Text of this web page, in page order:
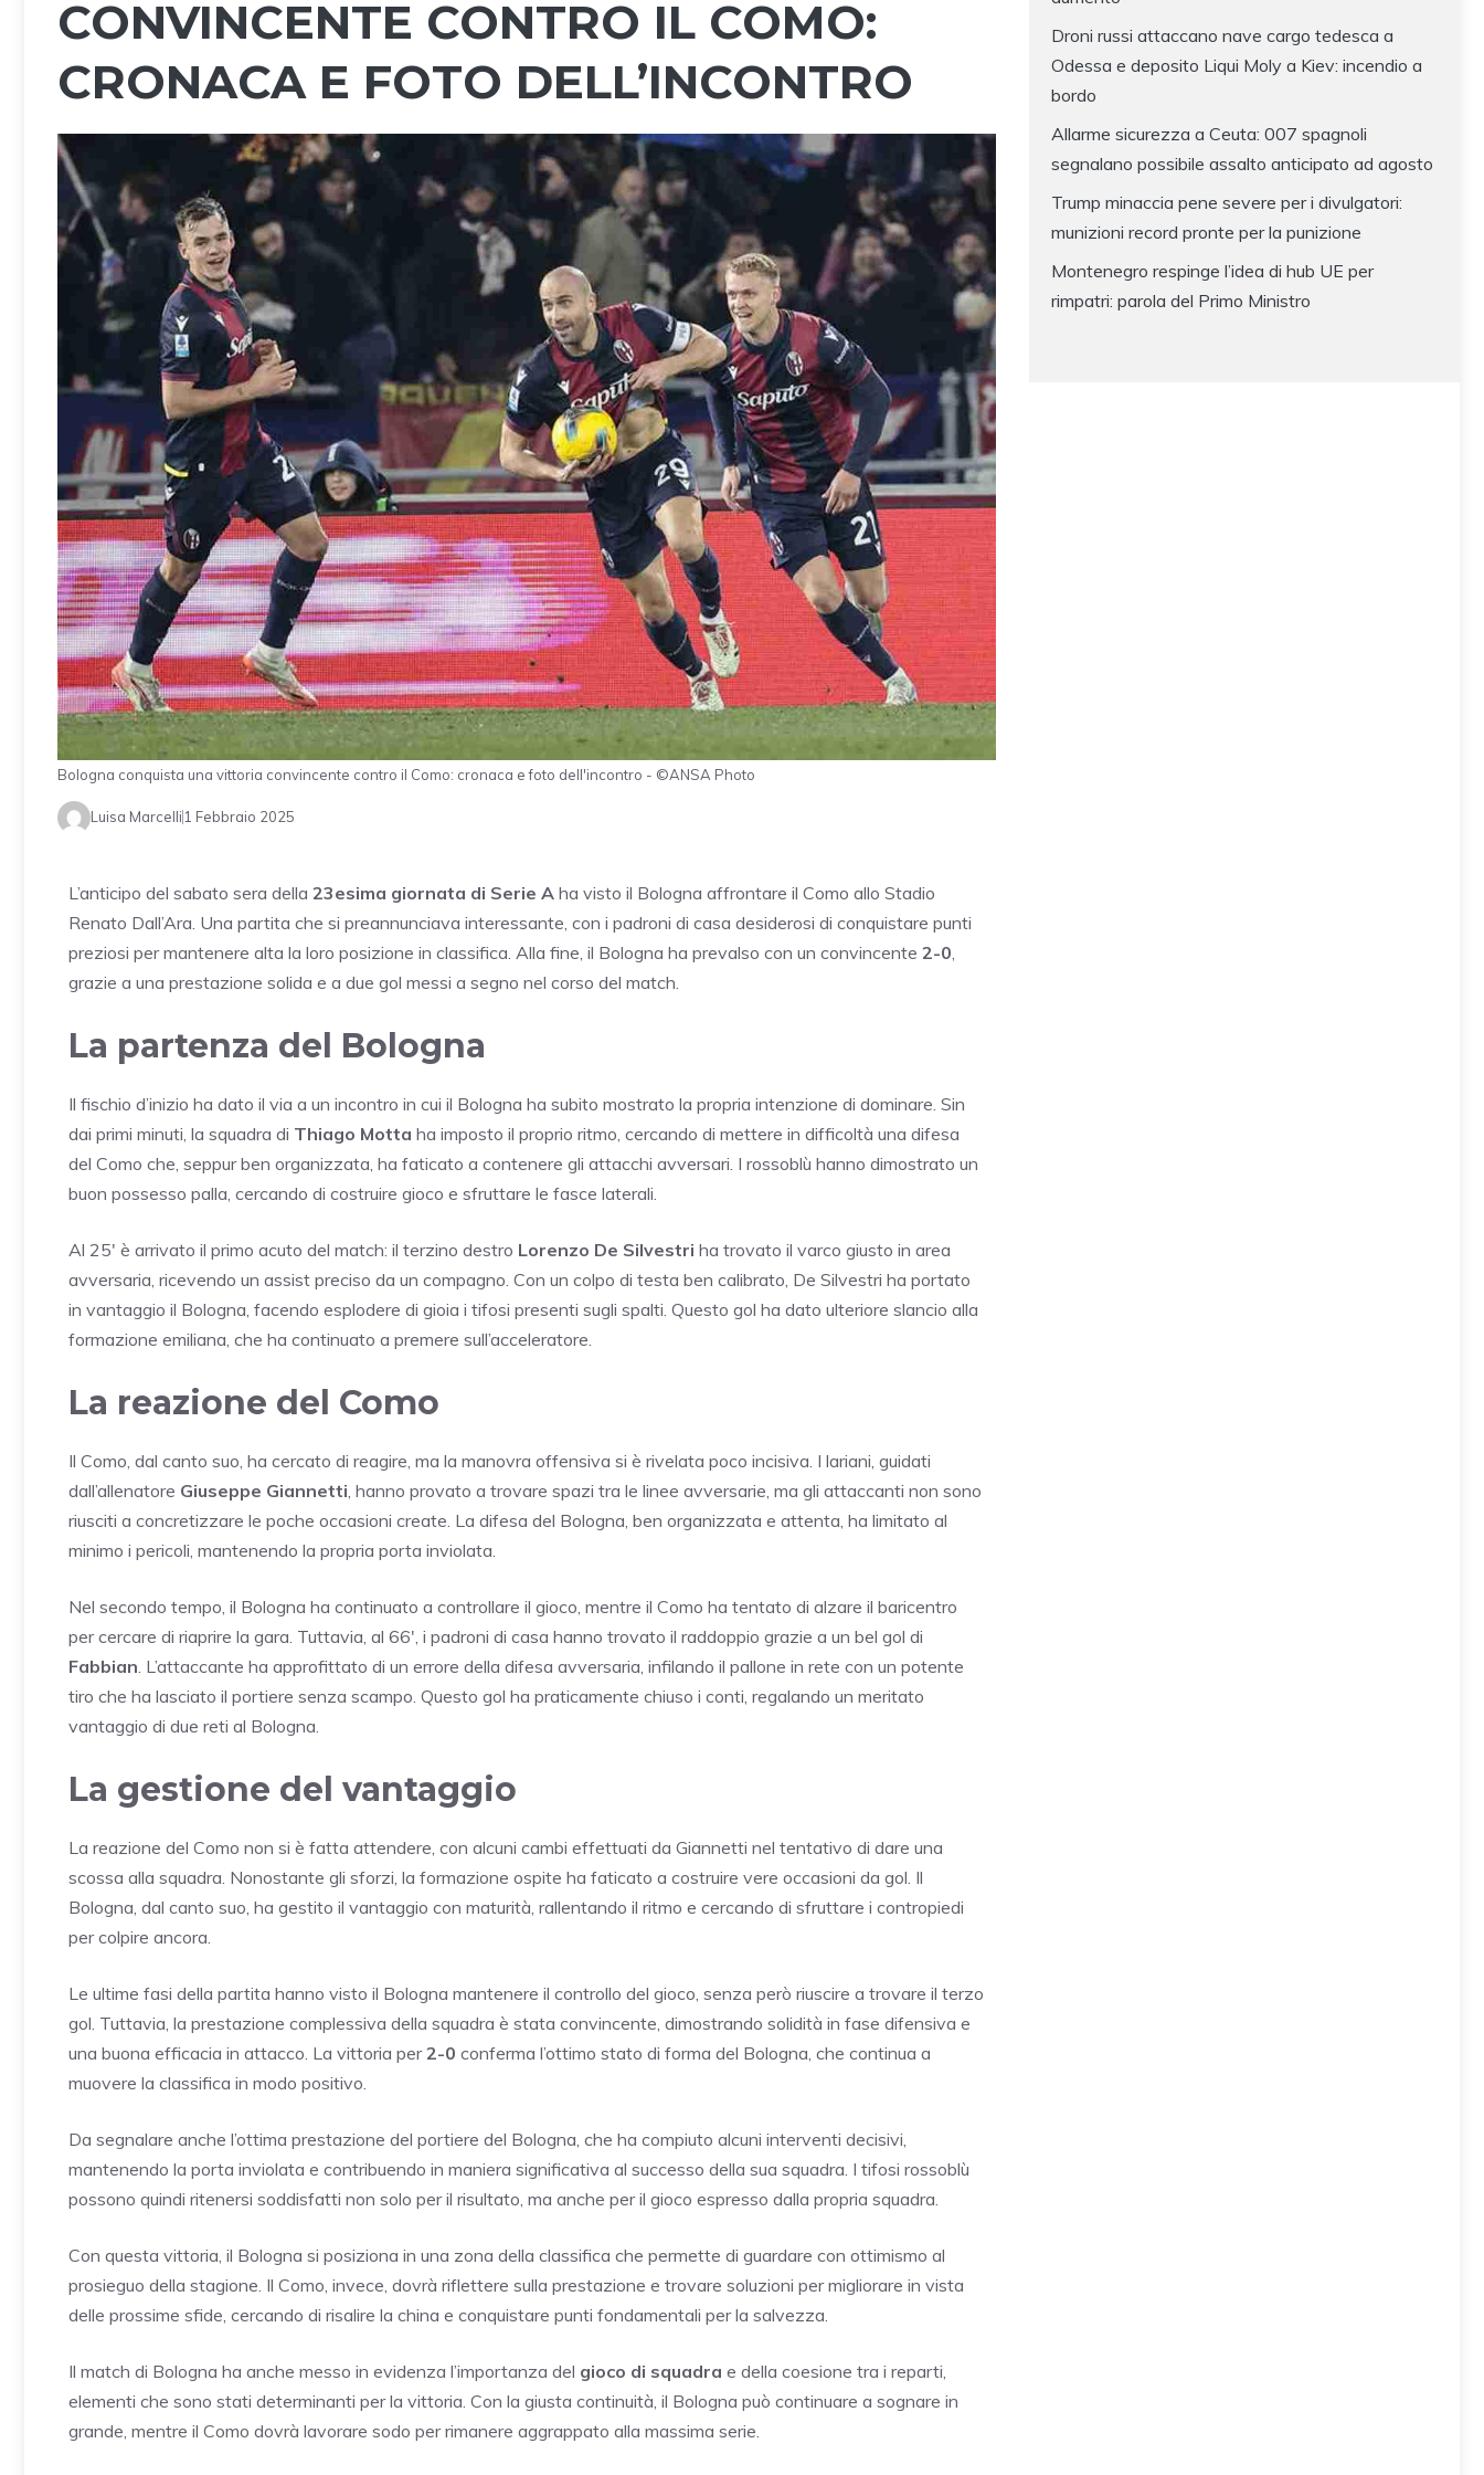
CONVINCENTE CONTRO IL COMO:
CRONACA E FOTO DELL’INCONTRO
Bologna conquista una vittoria convincente contro il Como: cronaca e foto dell'incontro - ©ANSA Photo
Luisa Marcelli1 Febbraio 2025
L’anticipo del sabato sera della 23esima giornata di Serie A ha visto il Bologna affrontare il Como allo Stadio
Renato Dall’Ara. Una partita che si preannunciava interessante, con i padroni di casa desiderosi di conquistare punti
preziosi per mantenere alta la loro posizione in classifica. Alla fine, il Bologna ha prevalso con un convincente 2-0
grazie a una prestazione solida e a due gol messi a segno nel corso del match.
La partenza del Bologna
Il fischio d’inizio ha dato il via a un incontro in cui il Bologna ha subito mostrato la propria intenzione di dominare. Sin
dai primi minuti, la squadra di Thiago Motta ha imposto il proprio ritmo, cercando di mettere in difficoltà una difesa
del Como che, seppur ben organizzata, ha faticato a contenere gli attacchi avversari. I rossoblù hanno dimostrato un
buon possesso palla, cercando di costruire gioco e sfruttare le fasce laterali.
Al 25′ è arrivato il primo acuto del match: il terzino destro Lorenzo De Silvestri ha trovato il varco giusto in area
avversaria, ricevendo un assist preciso da un compagno. Con un colpo di testa ben calibrato, De Silvestri ha portato
in vantaggio il Bologna, facendo esplodere di gioia i tifosi presenti sugli spalti. Questo gol ha dato ulteriore slancio alla
formazione emiliana, che ha continuato a premere sull’acceleratore.
La reazione del Como
Il Como, dal canto suo, ha cercato di reagire, ma la manovra offensiva si è rivelata poco incisiva. I lariani, guidati
dall’allenatore Giuseppe Giannetti , hanno provato a trovare spazi tra le linee avversarie, ma gli attaccanti non sono
riusciti a concretizzare le poche occasioni create. La difesa del Bologna, ben organizzata e attenta, ha limitato al
minimo i pericoli, mantenendo la propria porta inviolata.
Nel secondo tempo, il Bologna ha continuato a controllare il gioco, mentre il Como ha tentato di alzare il baricentro
per cercare di riaprire la gara. Tuttavia, al 66′, i padroni di casa hanno trovato il raddoppio grazie a un bel gol di
Fabbian . L’attaccante ha approfittato di un errore della difesa avversaria, infilando il pallone in rete con un potente
tiro che ha lasciato il portiere senza scampo. Questo gol ha praticamente chiuso i conti, regalando un meritato
vantaggio di due reti al Bologna.
La gestione del vantaggio
La reazione del Como non si è fatta attendere, con alcuni cambi effettuati da Giannetti nel tentativo di dare una
scossa alla squadra. Nonostante gli sforzi, la formazione ospite ha faticato a costruire vere occasioni da gol. Il
Bologna, dal canto suo, ha gestito il vantaggio con maturità, rallentando il ritmo e cercando di sfruttare i contropiedi
per colpire ancora.
Le ultime fasi della partita hanno visto il Bologna mantenere il controllo del gioco, senza però riuscire a trovare il terzo
gol. Tuttavia, la prestazione complessiva della squadra è stata convincente, dimostrando solidità in fase difensiva e
una buona efficacia in attacco. La vittoria per2-0 conferma l’ottimo stato di forma del Bologna, che continua a
muovere la classifica in modo positivo.
Da segnalare anche l’ottima prestazione del portiere del Bologna, che ha compiuto alcuni interventi decisivi,
mantenendo la porta inviolata e contribuendo in maniera significativa al successo della sua squadra. I tifosi rossoblù
possono quindi ritenersi soddisfatti non solo per il risultato, ma anche per il gioco espresso dalla propria squadra.
Con questa vittoria, il Bologna si posiziona in una zona della classifica che permette di guardare con ottimismo al
prosieguo della stagione. Il Como, invece, dovrà riflettere sulla prestazione e trovare soluzioni per migliorare in vista
delle prossime sfide, cercando di risalire la china e conquistare punti fondamentali per la salvezza.
Il match di Bologna ha anche messo in evidenza l’importanza del gioco di squadra e della coesione tra i reparti,
elementi che sono stati determinanti per la vittoria. Con la giusta continuità, il Bologna può continuare a sognare in
grande, mentre il Como dovrà lavorare sodo per rimanere aggrappato alla massima serie.
Droni russi attaccano nave cargo tedesca a
Odessa e deposito Liqui Moly a Kiev: incendio a
bordo
Allarme sicurezza a Ceuta: 007 spagnoli
segnalano possibile assalto anticipato ad agosto
Trump minaccia pene severe per i divulgatori:
munizioni record pronte per la punizione
Montenegro respinge l’idea di hub UE per
rimpatri: parola del Primo Ministro